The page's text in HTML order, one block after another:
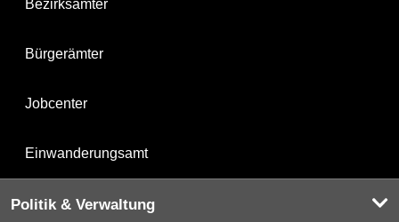
Bezirksämter
Bürgerämter
Jobcenter
Einwanderungsamt
Politik & Verwaltung